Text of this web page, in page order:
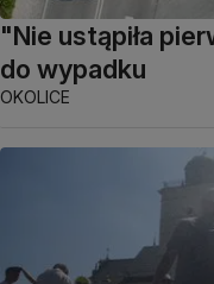
"Nie ustąpiła
do wypadku
OKOLICE